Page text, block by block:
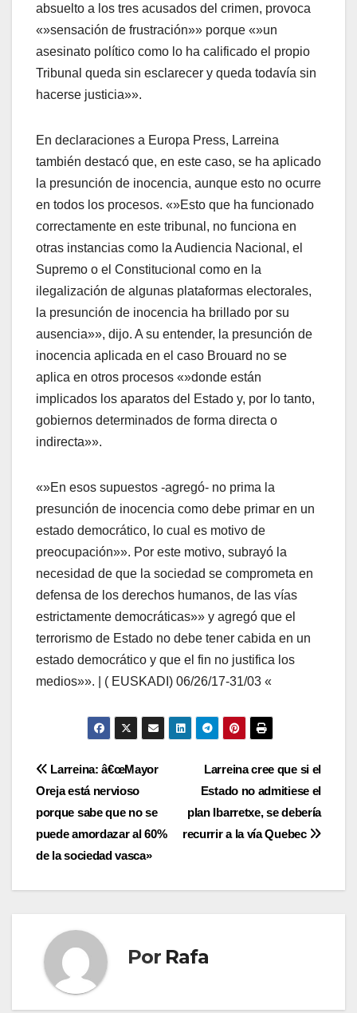
absuelto a los tres acusados del crimen, provoca
«»sensación de frustración»» porque «»un
asesinato polí­tico como lo ha calificado el propio
Tribunal queda sin esclarecer y queda todaví­a sin
hacerse justicia»».
En declaraciones a Europa Press, Larreina
también destacó que, en este caso, se ha aplicado
la presunción de inocencia, aunque esto no ocurre
en todos los procesos. «»Esto que ha funcionado
correctamente en este tribunal, no funciona en
otras instancias como la Audiencia Nacional, el
Supremo o el Constitucional como en la
ilegalización de algunas plataformas electorales,
la presunción de inocencia ha brillado por su
ausencia»», dijo. A su entender, la presunción de
inocencia aplicada en el caso Brouard no se
aplica en otros procesos «»donde están
implicados los aparatos del Estado y, por lo tanto,
gobiernos determinados de forma directa o
indirecta»».
«»En esos supuestos -agregó- no prima la
presunción de inocencia como debe primar en un
estado democrático, lo cual es motivo de
preocupación»». Por este motivo, subrayó la
necesidad de que la sociedad se comprometa en
defensa de los derechos humanos, de las ví­as
estrictamente democráticas»» y agregó que el
terrorismo de Estado no debe tener cabida en un
estado democrático y que el fin no justifica los
medios»». | ( EUSKADI) 06/26/17-31/03 «
Navegación
de
entradas
Larreina cree que si el
Estado no admitiese el
plan Ibarretxe, se deberí­a
recurrir a la ví­a Quebec
Larreina: â€œMayor
Oreja está nervioso
porque sabe que no se
puede amordazar al 60%
de la sociedad vasca»
Por Rafa